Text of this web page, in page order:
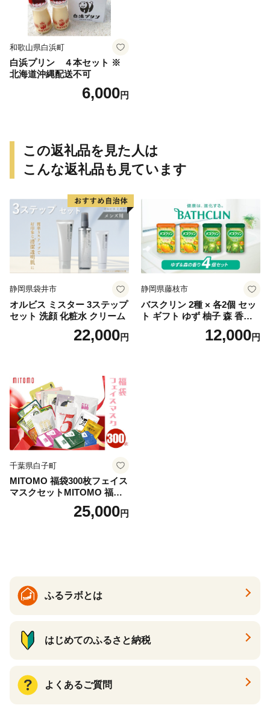
和歌山県白浜町
白浜プリン ４本セット ※
北海道沖縄配送不可
6,000円
この返礼品を見た人は
こんな返礼品も見ています
静岡県袋井市
オルビス ミスター 3ステップ
セット 洗顔 化粧水 クリーム
22,000円
静岡県藤枝市
バスクリン 2種 × 各2個 セッ
ト ギフト ゆず 柚子 森 香り
日用品 お風呂 バス用品 温活
アロマ 香り まとめ買い静岡
12,000円
千葉県白子町
MITOMO 福袋300枚フェイス
マスクセットMITOMO 福袋3
00枚フェイスマスクセット
ふるさと納税 パック ファイ
25,000円
ふるラボとは
はじめてのふるさと納税
よくあるご質問